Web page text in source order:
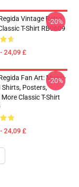
Vintage Retro
T-Shirt RB0609
24,09 £
-20%
Fan Art: Music-
Shirts, Posters,
Classic T-Shirt
24,09 £
-20%